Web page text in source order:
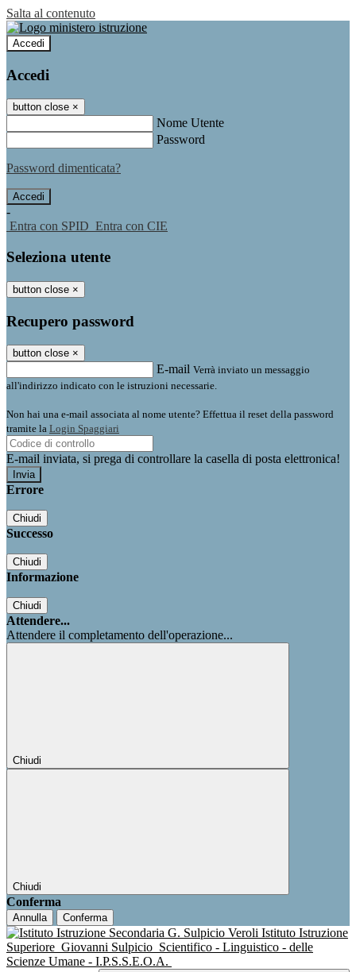
Salta al contenuto
Accedi
Accedi
button close ×
Nome Utente
Password
Password dimenticata?
-
Entra con SPID Entra con CIE
Seleziona utente
button close ×
Recupero password
button close ×
E-mail Verrà inviato un messaggio
all'indirizzo indicato con le istruzioni necessarie.
Non hai una e-mail associata al nome utente? Effettua il reset della password
tramite la Login Spaggiari
E-mail inviata, si prega di controllare la casella di posta elettronica!
Errore
Chiudi
Successo
Chiudi
Informazione
Chiudi
Attendere...
Attendere il completamento dell'operazione...
Chiudi
Chiudi
Conferma
Annulla Conferma
Istituto Istruzione
Superiore Giovanni Sulpicio Scientifico - Linguistico - delle
Scienze Umane - I.P.S.S.E.O.A.